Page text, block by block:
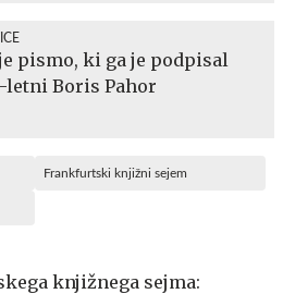
pismo, ki ga je podpisal
letni Boris Pahor
Frankfurtski knjižni sejem
knjižnega sejma: